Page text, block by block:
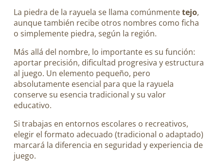
La piedra de la rayuela se llama comúnmentetejo,
aunque también recibe otros nombres como ficha
o simplemente piedra, según la región.
Más allá del nombre, lo importante es su función:
aportar precisión, dificultad progresiva y estructura
al juego. Un elemento pequeño, pero
absolutamente esencial para que la rayuela
conserve su esencia tradicional y su valor
educativo.
Si trabajas en entornos escolares o recreativos,
elegir el formato adecuado (tradicional o adaptado)
marcará la diferencia en seguridad y experiencia de
juego.